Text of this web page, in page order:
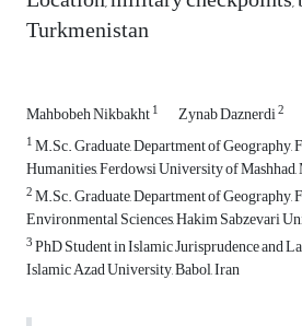
Turkmenistan
Mahbobeh Nikbakht1 Zynab Daznerdi2
1M.Sc. Graduate, Department of
Humanities, Ferdowsi University of Mashhad,
2M.Sc. Graduate, Department of Geography,
Environmental Sciences, Hakim Sabzevari
3PhD Student in Islamic Jurisprudence and
Islamic Azad University, Babol, Iran